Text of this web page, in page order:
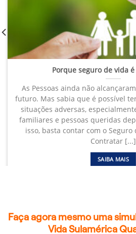
Porque seguro de vida
As Pessoas ainda não
futuro. Mas sabia que é possível
situações adversas,
familiares e pessoas queridas
isso, basta contar com o
Contratar [...]
SAIBA MAIS
Faça agora mesmo uma
Vida Sulamérica